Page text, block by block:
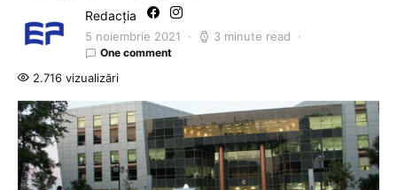
Redacția
5 noiembrie 2021 3 minute read
One comment
2.716 vizualizări